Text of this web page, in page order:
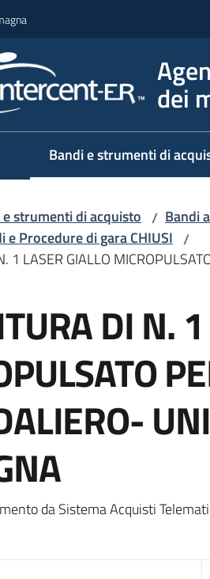
dei
Bandi e strumenti di
e strumenti di acquisto / Bandi
Procedure di gara CHIUSI /
1 LASER GIALLO
DI N.
da Sistema Acquisti